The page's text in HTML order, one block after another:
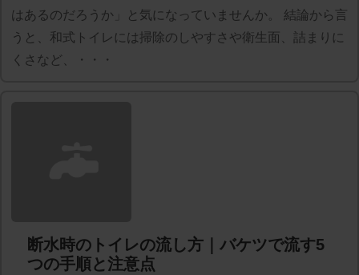
はあるのだろうか」と気になっていませんか。 結論から言
うと、和式トイレには掃除のしやすさや衛生面、詰まりに
くさなど、・・・
断水時のトイレの流し方｜バケツで流す5
つの手順と注意点